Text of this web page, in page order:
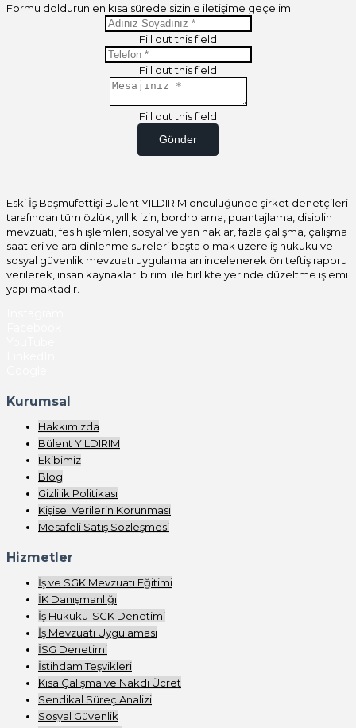
Formu doldurun en kısa sürede sizinle iletişime geçelim.
Fill out this field
Fill out this field
Fill out this field
Gönder
Eski İş Başmüfettişi Bülent YILDIRIM öncülüğünde şirket denetçileri
tarafından tüm özlük, yıllık izin, bordrolama, puantajlama, disiplin
mevzuatı, fesih işlemleri, sosyal ve yan haklar, fazla çalışma, çalışma
saatleri ve ara dinlenme süreleri başta olmak üzere iş hukuku ve
sosyal güvenlik mevzuatı uygulamaları incelenerek ön teftiş raporu
verilerek, insan kaynakları birimi ile birlikte yerinde düzeltme işlemi
yapılmaktadır.
Kurumsal
Hakkımızda
Bülent YILDIRIM
Ekibimiz
Blog
Gizlilik Politikası
Kişisel Verilerin Korunması
Mesafeli Satış Sözleşmesi
Hizmetler
İş ve SGK Mevzuatı Eğitimi
İK Danışmanlığı
İş Hukuku-SGK Denetimi
İş Mevzuatı Uygulaması
İSG Denetimi
İstihdam Teşvikleri
Kısa Çalışma ve Nakdi Ücret
Sendikal Süreç Analizi
Sosyal Güvenlik